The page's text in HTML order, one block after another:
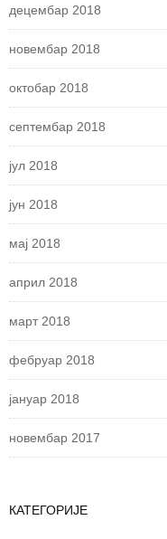
децембар 2018
новембар 2018
октобар 2018
септембар 2018
јул 2018
јун 2018
мај 2018
април 2018
март 2018
фебруар 2018
јануар 2018
новембар 2017
КАТЕГОРИЈЕ